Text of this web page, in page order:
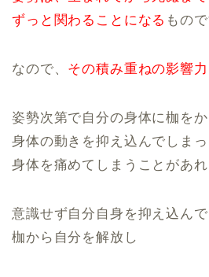
ずっと関わることになる もので
なので、 その積み重ねの影響
姿勢次第で自分の身体に枷を
身体の動きを抑え込んでしまっ
身体を痛めてしまうことがあれ
意識せず自分自身を抑え込ん
枷から自分を解放し